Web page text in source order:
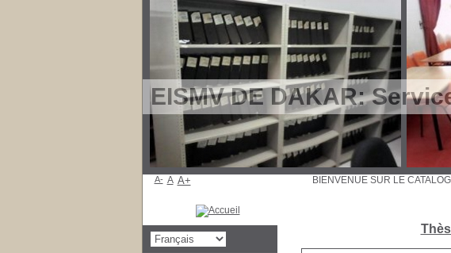
EISMV DE DAKAR:
BIENVENUE SUR LE
A- A A+